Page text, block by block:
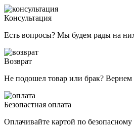
Консультация
Есть вопросы? Мы будем рады на
Возврат
Не подошел товар или брак? Вернем
Безопастная оплата
Оплачивайте картой по безопасному